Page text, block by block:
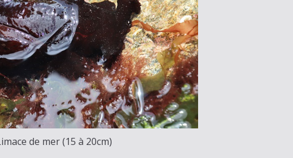
de mer (15 à 20cm)